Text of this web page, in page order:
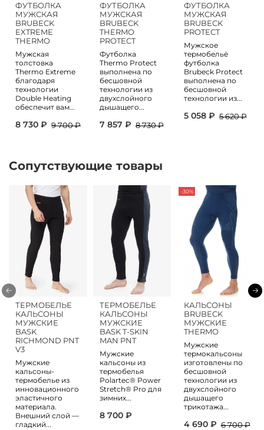
ФУТБОЛКА
МУЖСКАЯ
BRUBECK
EXTREME
THERMO
Мужская
толстовка
Thermo Extreme
благодаря
технологии
Double Heating
обеспечит вам...
8 730 ₽ 9 700 ₽
ФУТБОЛКА
МУЖСКАЯ
BRUBECK
THERMO
PROTECT
Футболка
Thermo Protect
выполнена по
бесшовной
технологии из
двухслойного
дышащего...
7 857 ₽ 8 730 ₽
ФУТБОЛКА
МУЖСКАЯ
BRUBECK
PROTECT
Мужское
термобельё
футболка
Brubeck Protect
выполнена по
бесшовной
технологии из...
5 058 ₽ 5 620 ₽
Сопутствующие товары
ТЕРМОБЕЛЬЕ
КАЛЬСОНЫ
МУЖСКИЕ
BASK
RICHMOND PNT
V3
Мужские
кальсоны-
термобелье из
инновационного
эластичного
материала.
Внешний слой —
гладкий...
ТЕРМОБЕЛЬЕ
КАЛЬСОНЫ
МУЖСКИЕ
BASK T-SKIN
MAN PNT
Мужские
кальсоны из
термобелья
Polartec® Power
Stretch® Pro для
зимних...
8 700 ₽
-30%
КАЛЬСОНЫ
BRUBECK
МУЖСКИЕ
THERMO
Мужские
термокальсоны
изготовлены по
бесшовной
технологии из
двухслойного
дышащего
трикотажа...
4 690 ₽ 6 700 ₽